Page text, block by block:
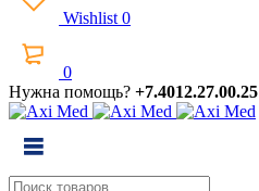
Wishlist 0
0
Нужна помощь? +7.4012.27.00.25